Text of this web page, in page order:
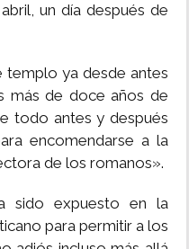
un día después de
templo ya desde antes
más de doce años de
todo antes y después
encomendarse a la
de los romanos».
sido expuesto en la
para permitir a los